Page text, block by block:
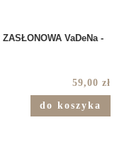
VaDeNa -
59,00 zł
do koszyka